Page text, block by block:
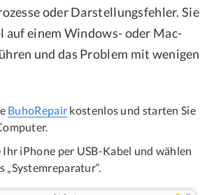
oder Darstellungsfehler. Sie
auf einem Windows- oder Mac-
und das Problem mit wenigen
BuhoRepair kostenlos und starten Sie
Ihr iPhone per USB-Kabel und wählen
„Systemreparatur“.